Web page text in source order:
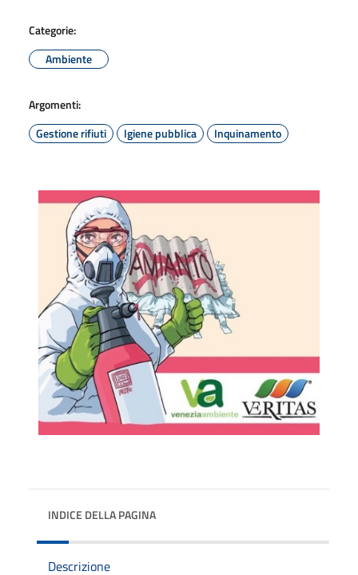
Categorie:
Ambiente
Argomenti:
Gestione rifiuti
Igiene pubblica Inquinamento
INDICE DELLA PAGINA
Descrizione